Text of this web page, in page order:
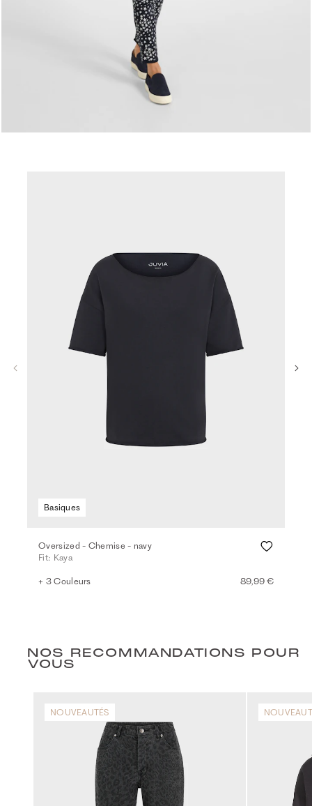
Basiques
Oversized - Chemise - navy
Fit: Kaya
+ 3 Couleurs 89,99 €
NOS RECOMMANDATIONS POUR
VOUS
NOUVEAUTÉS